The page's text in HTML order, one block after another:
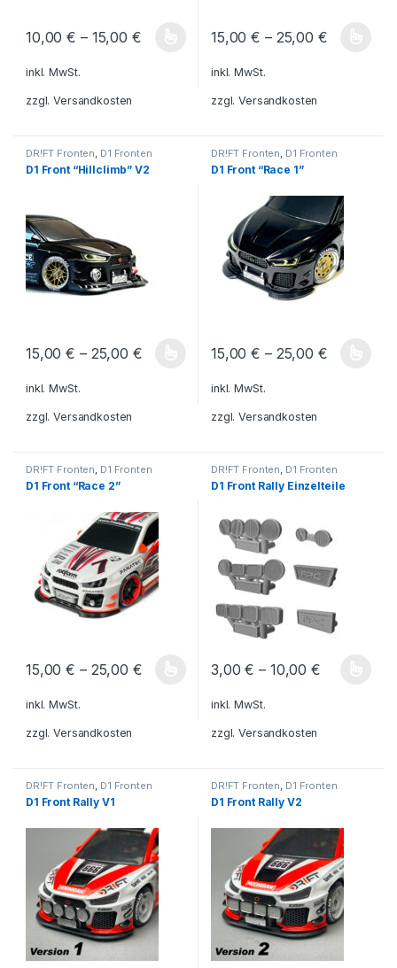
10,00€ – 15,00 €
Dieses Produkt weist mehrere Varianten auf. Die Optionen
inkl. MwSt.
zzgl.Versandkosten
15,00€ – 25,00 €
Dieses Produkt weist mehrere
inkl. MwSt.
zzgl.Versandkosten
DR!FT Fronten, D1 Fronten
D1 Front “Hillclimb” V2
15,00€ – 25,00 €
Dieses Produkt weist mehrere Varianten auf. Die Optionen
inkl. MwSt.
zzgl.Versandkosten
DR!FT Fronten, D1 Fronten
D1 Front “Race 1”
15,00€ – 25,00 €
Dieses Produkt weist mehrere
inkl. MwSt.
zzgl.Versandkosten
DR!FT Fronten, D1 Fronten
D1 Front “Race 2”
15,00€ – 25,00 €
Dieses Produkt weist mehrere Varianten auf. Die Optionen
inkl. MwSt.
zzgl.Versandkosten
DR!FT Fronten, D1 Fronten
D1 Front Rally Einzelteile
3,00€ – 10,00 €
Dieses Produkt weist mehrere
inkl. MwSt.
zzgl.Versandkosten
DR!FT Fronten, D1 Fronten
D1 Front Rally V1
DR!FT Fronten, D1 Fronten
D1 Front Rally V2